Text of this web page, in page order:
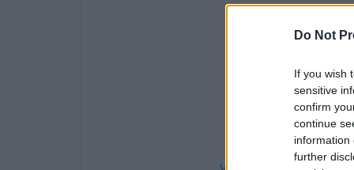
Do Not
If you wish
sensitive
confirm
continue
information
further